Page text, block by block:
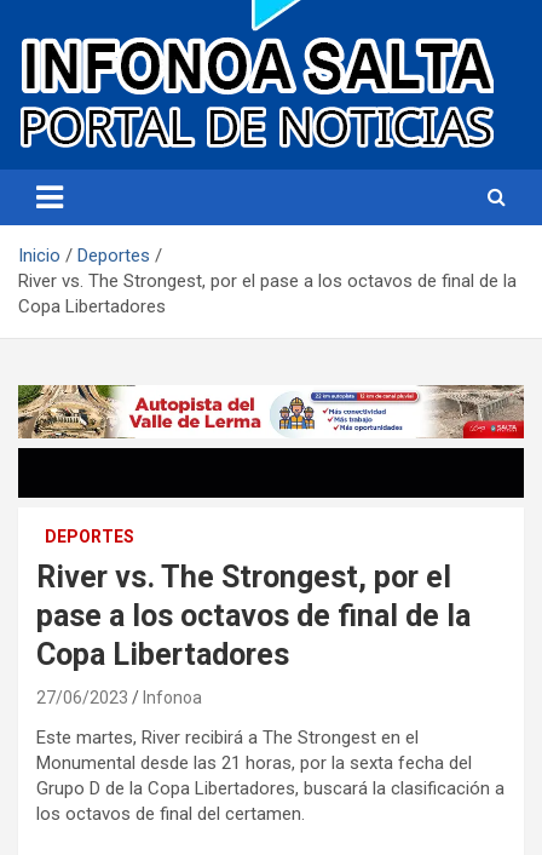
Infonoa Salta
Inicio
Deportes
River vs. The Strongest, por el pase a los octavos de final de la
Copa Libertadores
DEPORTES
River vs. The Strongest, por el
pase a los octavos de final de la
Copa Libertadores
27/06/2023 Infonoa
Este martes, River recibirá a The Strongest en el
Monumental desde las 21 horas, por la sexta fecha del
Grupo D de la Copa Libertadores, buscará la clasificación a
los octavos de final del certamen.